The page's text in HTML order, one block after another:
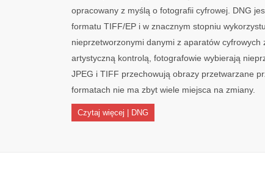
opracowany z myślą o fotografii cyfrowej. DNG
formatu TIFF/EP i w znacznym stopniu
nieprzetworzonymi danymi z aparatów cyfrowych
artystyczną kontrolą, fotografowie wybierają
JPEG i TIFF przechowują obrazy przetwarzane
formatach nie ma zbyt wiele miejsca na zmiany.
Czytaj więcej | DNG